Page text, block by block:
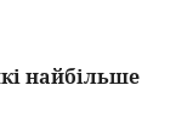
найбільше